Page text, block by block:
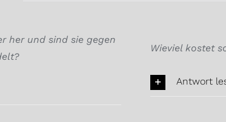
her und sind sie gegen
Wieviel kostet
Antwort